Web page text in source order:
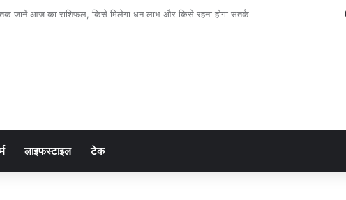
खारिज
लाइफस्टाइल टेक